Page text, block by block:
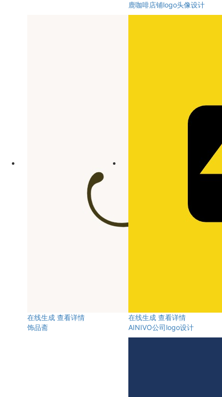
鹿咖啡店铺logo头像设计
在线生成 查看详情
饰品斋
在线生成 查看详情
AINIVO公司logo设计